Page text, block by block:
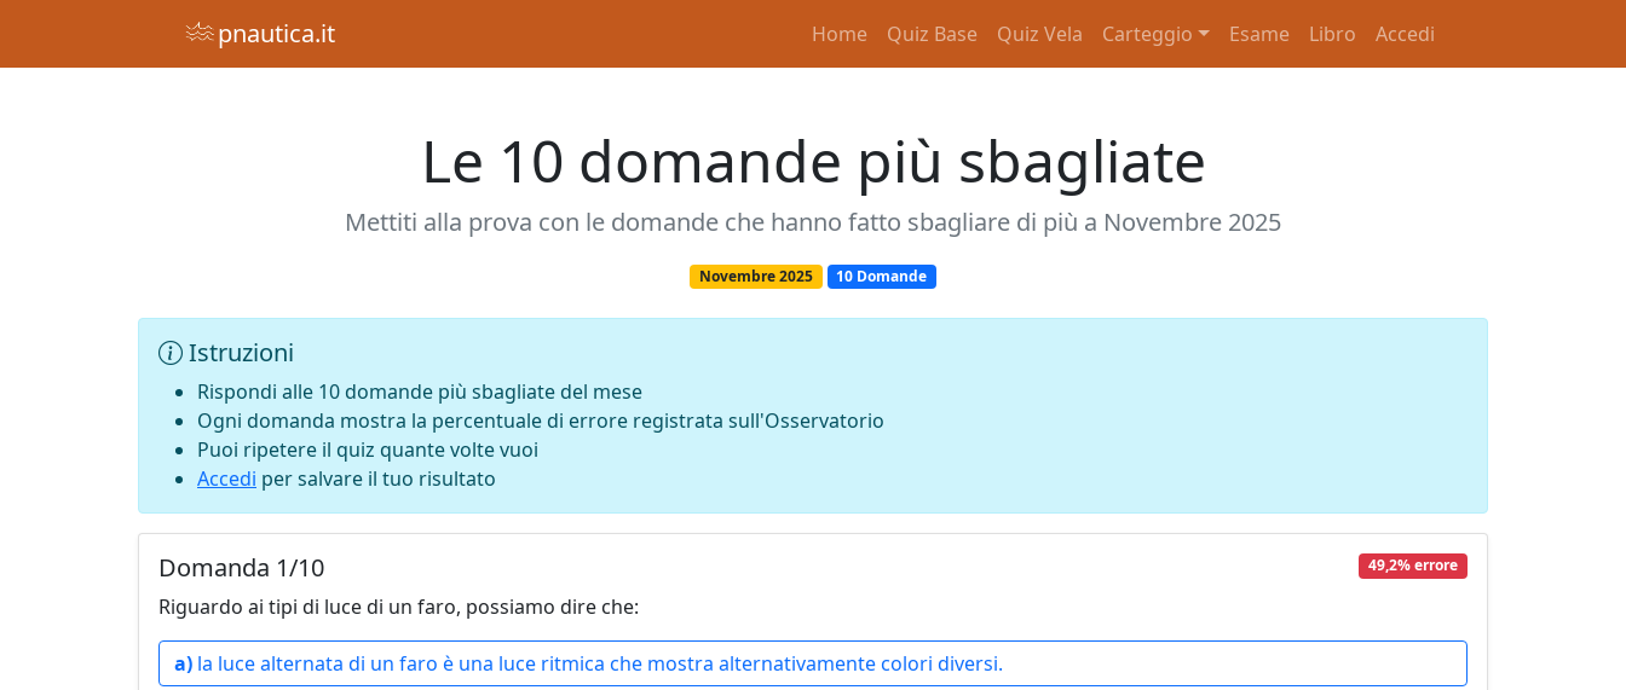
pnautica.it Home Quiz Base Quiz Vela Carteggio Esame Libro Accedi
Le 10 domande più sbagliate
Mettiti alla prova con le domande che hanno fatto sbagliare di più a Novembre 2025
Novembre 2025 10 Domande
Istruzioni
Rispondi alle 10 domande più sbagliate del mese
Ogni domanda mostra la percentuale di errore registrata sull'Osservatorio
Puoi ripetere il quiz quante volte vuoi
Accedi per salvare il tuo risultato
Domanda 1/10 49,2% errore
Riguardo ai tipi di luce di un faro, possiamo dire che:
a) la luce alternata di un faro è una luce ritmica che mostra alternativamente colori diversi.